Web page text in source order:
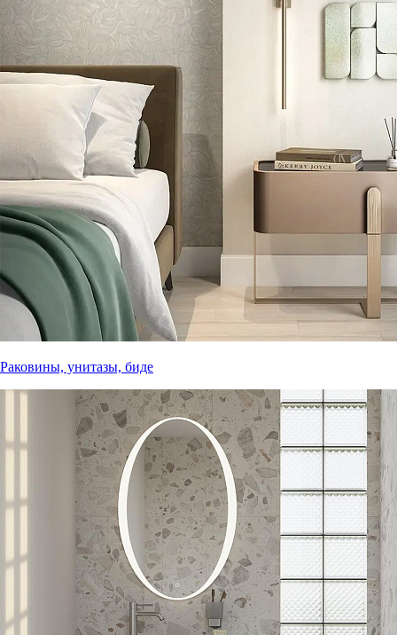
Раковины, унитазы, биде